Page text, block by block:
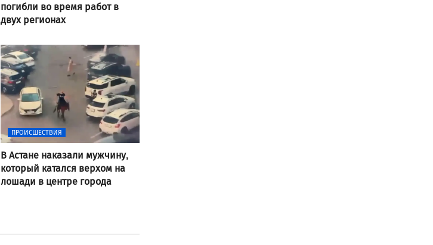
погибли во время работ в
двух регионах
ПРОИСШЕСТВИЯ
В Астане наказали мужчину,
который катался верхом на
лошади в центре города